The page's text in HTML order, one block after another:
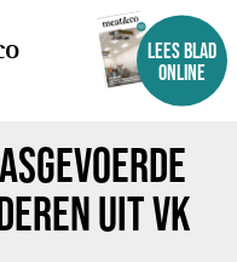
LEES BLAD
ONLINE
UIT VK